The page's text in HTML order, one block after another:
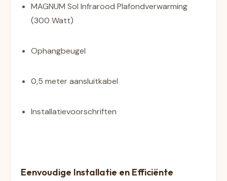
MAGNUM Sol Infrarood Plafondverwarming
(300 Watt)
Ophangbeugel
0,5 meter aansluitkabel
Installatievoorschriften
Eenvoudige Installatie en Efficiënte